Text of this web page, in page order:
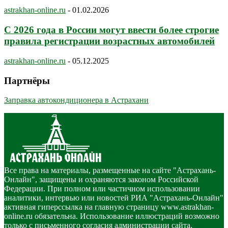
astrakhan-online.ru - 01.02.2026
С 2026 года в России могут ввести более строгие
правила регистрации возрастных автомобилей
astrakhan-online.ru - 05.12.2025
Партнёры
Заправка автокондиционера в Астрахани
Все права на материалы, размещенные на сайте "Астрахань-
Онлайн", защищены и охраняются законом Российской
Федерации. При полном или частичном использовании
аналитики, интервью или новостей РИА "Астрахань-Онлайн"
активная гиперссылка на главную страницу www.astrakhan-
online.ru обязательна. Использование иллюстраций возможно
только с письменного согласия администрации сайта.